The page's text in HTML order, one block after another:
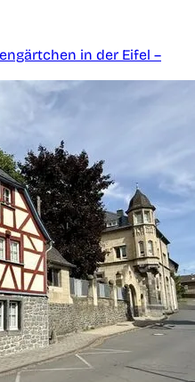
in der Eifel –